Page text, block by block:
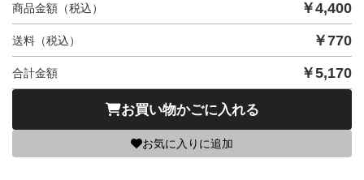
商品金額（税込） ￥4,400
送料（税込） ￥770
合計金額 ￥5,170
お買い物かごに入れる
お気に入りに追加